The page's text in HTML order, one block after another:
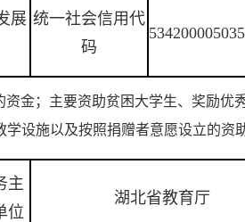
展 统一社会信用代
码
金；主要资助贫困大学生、奖励优秀
设施以及按照捐赠者意愿设立的资
主
位
湖北省教育厅